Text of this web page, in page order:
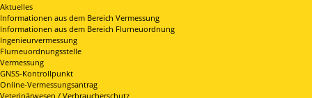
Aktuelles
Informationen aus dem Bereich Vermessung
Informationen aus dem Bereich Flurneuordnung
Ingenieurvermessung
Flurneuordnungsstelle
Vermessung
GNSS-Kontrollpunkt
Online-Vermessungsantrag
Veterinärwesen / Verbraucherschutz